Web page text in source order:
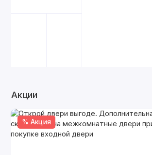
Акции
% Акция